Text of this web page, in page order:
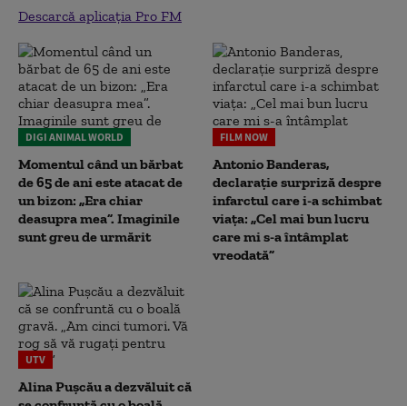
Descarcă aplicația Pro FM
DIGI ANIMAL WORLD
Momentul când un bărbat
de 65 de ani este atacat de
un bizon: „Era chiar
deasupra mea”. Imaginile
sunt greu de urmărit
FILM NOW
Antonio Banderas,
declarație surpriză despre
infarctul care i-a schimbat
viața: „Cel mai bun lucru
care mi s-a întâmplat
vreodată”
UTV
Alina Pușcău a dezvăluit că